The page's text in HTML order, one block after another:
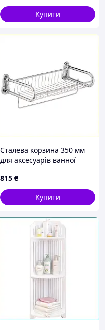
Купити
Сталева корзина 350 мм
для аксесуарів ванної
815 ₴
Купити